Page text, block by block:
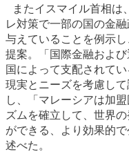
またイスマイル首相は
レ対策で一部の国の金
与えていることを例示
提案。「国際金融およ
国によって支配されて
現実とニーズを考慮し
し、「マレーシアは加
ズムを確立して、世界
ができる、より効果的
述べた。